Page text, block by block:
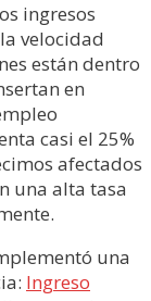
ingresos
velocidad
están dentro
en
casi el 25%
afectados
una alta tasa
una
Ingreso